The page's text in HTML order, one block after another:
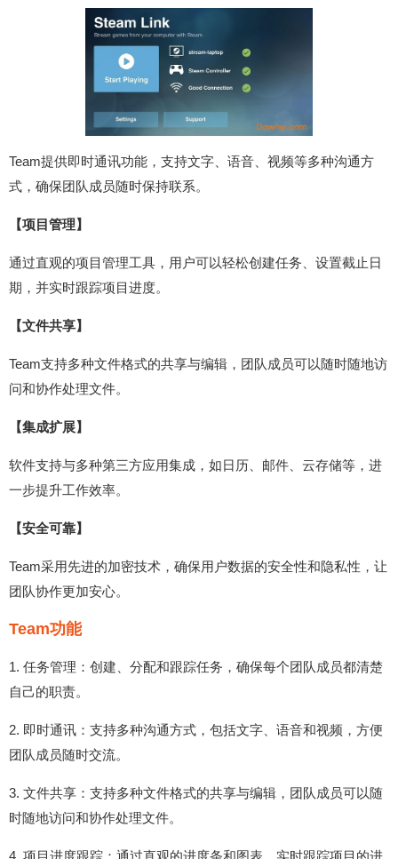
Team提供即时通讯功能，支持文字、语音、视频等多种沟通方
式，确保团队成员随时保持联系。
【项目管理】
通过直观的项目管理工具，用户可以轻松创建任务、设置截止日
期，并实时跟踪项目进度。
【文件共享】
Team支持多种文件格式的共享与编辑，团队成员可以随时随地访
问和协作处理文件。
【集成扩展】
软件支持与多种第三方应用集成，如日历、邮件、云存储等，进
一步提升工作效率。
【安全可靠】
Team采用先进的加密技术，确保用户数据的安全性和隐私性，让
团队协作更加安心。
Team功能
1. 任务管理：创建、分配和跟踪任务，确保每个团队成员都清楚
自己的职责。
2. 即时通讯：支持多种沟通方式，包括文字、语音和视频，方便
团队成员随时交流。
3. 文件共享：支持多种文件格式的共享与编辑，团队成员可以随
时随地访问和协作处理文件。